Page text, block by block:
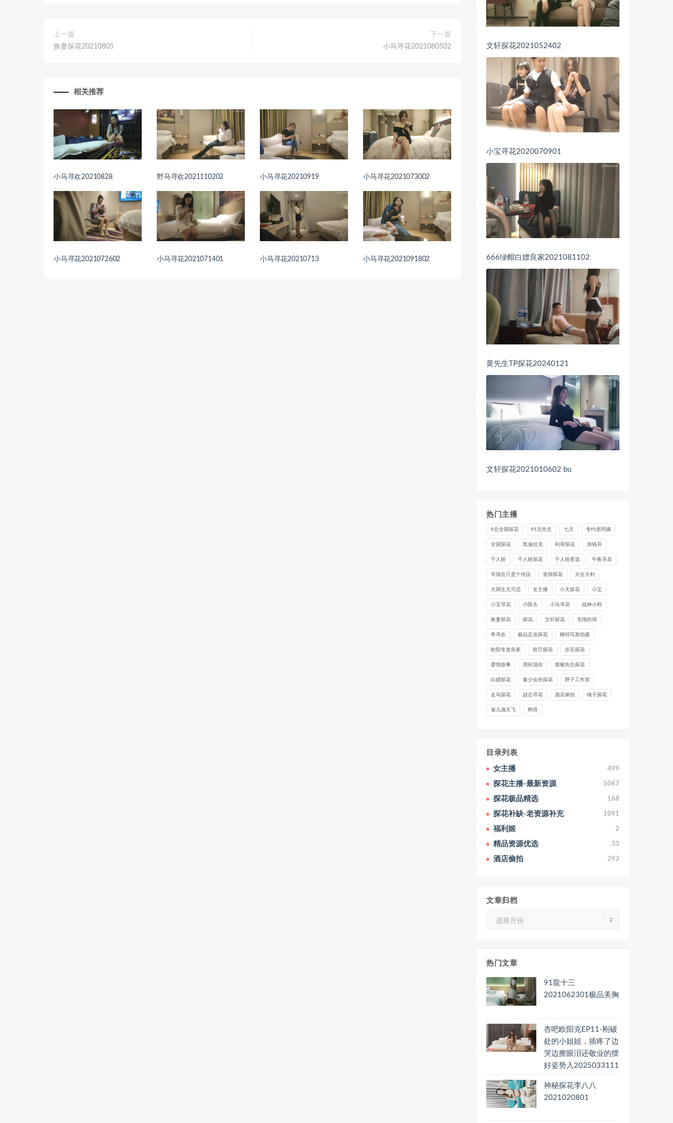
上一篇
换妻探花20210805
下一篇
小马寻花2021080502
相关推荐
小马寻欢20210828 野马寻欢2021110202 小马寻花20210919 小马寻花2021073002
小马寻花2021072602 小马寻花2021071401 小马寻花20210713 小马寻花2021091802
文轩探花2021052402
小宝寻花2020070901
666绿帽白嫖良家2021081102
黄先生TP探花20240121
文轩探花2021010602 bu
热门主播
9总全国探花 91沈先生 七天 专约老阿姨
全国探花 凯迪拉克 利哥探花 加钱哥
千人斩 千人斩探花 千人斩星选 午夜寻花
哥现在只是个传说 壹屌探花 大吉大利
大屌生无可恋 女主播 小天探花 小宝
小宝寻花 小陈头 小马寻花 战神小利
换妻探花 探花 文轩探花 无情的屌
李寻欢 极品足浴探花 模特写真拍摄
欧阳专攻良家 歌厅探花 步宾探花
爱情故事 用利顶你 瘦猴先生探花
白嫖探花 秦少会所探花 胖子工作室
走马探花 赵总寻花 酒店偷拍 锤子探花
雀儿满天飞 鸭哥
目录列表
女主播 499
探花主播-最新资源 5067
探花极品精选 168
探花补缺-老资源补充 1091
福利姬 2
精品资源优选 33
酒店偷拍 293
文章归档
热门文章
91龍十三
2021062301极品美胸
杏吧欧阳克EP11-刚破
处的小姐姐，插疼了边
哭边擦眼泪还敬业的摆
好姿势入2025033111
神秘探花李八八
2021020801